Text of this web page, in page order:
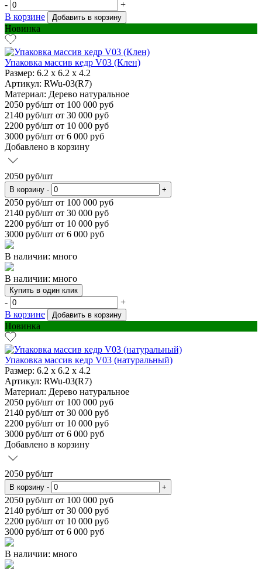
-
+
В корзине
Добавить в корзину
Новинка
Упаковка массив кедр V03 (Клен)
Размер: 6.2 х 6.2 х 4.2
Артикул: RWu-03(R7)
Материал: Дерево натуральное
2050 руб/шт от 100 000 руб
2140 руб/шт от 30 000 руб
2200 руб/шт от 10 000 руб
3000 руб/шт от 6 000 руб
Добавлено в корзину
2050 руб/шт
В корзину - +
2050 руб/шт от 100 000 руб
2140 руб/шт от 30 000 руб
2200 руб/шт от 10 000 руб
3000 руб/шт от 6 000 руб
В наличии: много
В наличии: много
Купить в один клик
-
+
В корзине
Добавить в корзину
Новинка
Упаковка массив кедр V03 (натуральный)
Размер: 6.2 х 6.2 х 4.2
Артикул: RWu-03(R7)
Материал: Дерево натуральное
2050 руб/шт от 100 000 руб
2140 руб/шт от 30 000 руб
2200 руб/шт от 10 000 руб
3000 руб/шт от 6 000 руб
Добавлено в корзину
2050 руб/шт
В корзину - +
2050 руб/шт от 100 000 руб
2140 руб/шт от 30 000 руб
2200 руб/шт от 10 000 руб
3000 руб/шт от 6 000 руб
В наличии: много